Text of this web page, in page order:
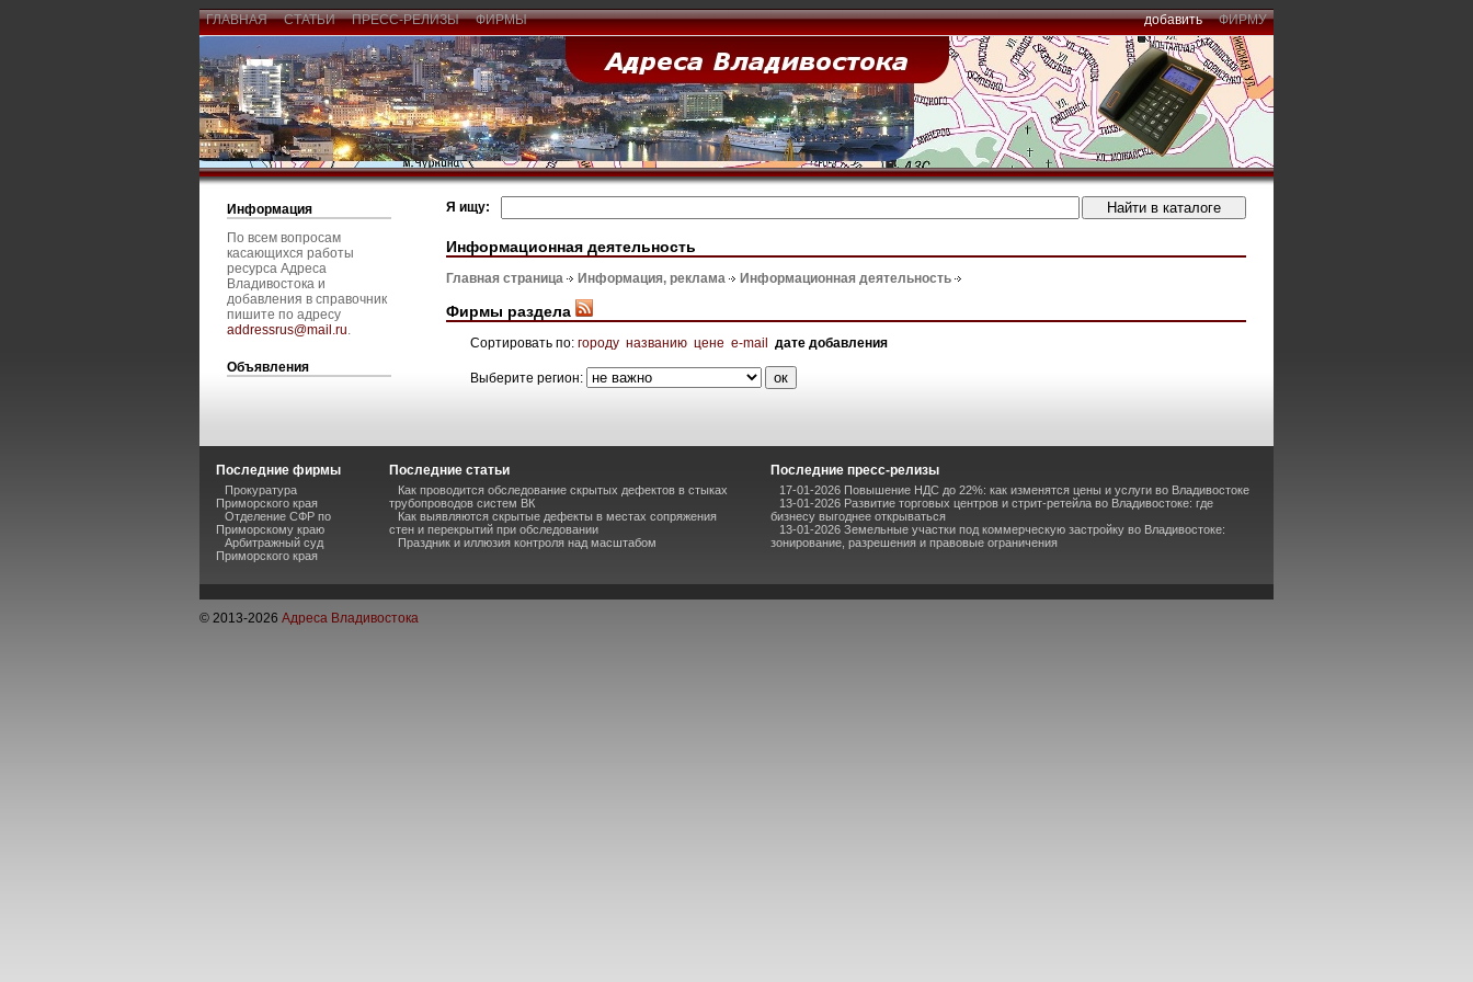
ГЛАВНАЯ СТАТЬИ ПРЕСС-РЕЛИЗЫ ФИРМЫ добавить ФИРМУ
Информация
По всем вопросам
касающихся работы
ресурса Адреса
Владивостока и
добавления в справочник
пишите по адресу
addressrus@mail.ru.
Объявления
Я ищу:
Информационная деятельность
Главная страница Информация, реклама Информационная деятельность
Фирмы раздела
Сортировать по: городу названию цене e-mail дате добавления
Выберите регион:
Последние фирмы
Прокуратура
Приморского края
Отделение СФР по
Приморскому краю
Арбитражный суд
Приморского края
Последние статьи
Как проводится обследование скрытых дефектов в стыках
трубопроводов систем ВК
Как выявляются скрытые дефекты в местах сопряжения
стен и перекрытий при обследовании
Праздник и иллюзия контроля над масштабом
Последние пресс-релизы
17-01-2026 Повышение НДС до 22%: как изменятся цены и услуги во Владивостоке
13-01-2026 Развитие торговых центров и стрит-ретейла во Владивостоке: где
бизнесу выгоднее открываться
13-01-2026 Земельные участки под коммерческую застройку во Владивостоке:
зонирование, разрешения и правовые ограничения
© 2013-2026 Адреса Владивостока